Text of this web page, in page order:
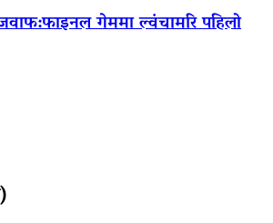
गेममा ल्वंचामरि पहिलो